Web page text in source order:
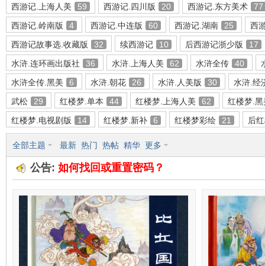
环
西游记.上海人美
59 西游记.四川版 20 西游记.东方美术
77
西游记.岭南版
4 西游记.中连版 60 西游记.湖南 25
西
西游记故事选.收藏版
32 续西游记 10 后西游记浙少版
17
水浒.连环画出版社
36 水浒.上海人美 62 水浒全传 40
水浒全传.黑美
6 水浒.朝花 26 水浒.人美版 30
水浒.经
武松
29 红楼梦.单本 44 红楼梦.上海人美 62
红楼梦.黑
红楼梦.电视剧版
14 红楼梦.新补 6 红楼梦彩绘 21 后
全部主题 最新 热门 热帖 精华 更多
公告: 如何找回或重置密码？